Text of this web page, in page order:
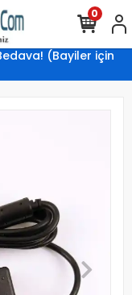
(Bayiler için
0